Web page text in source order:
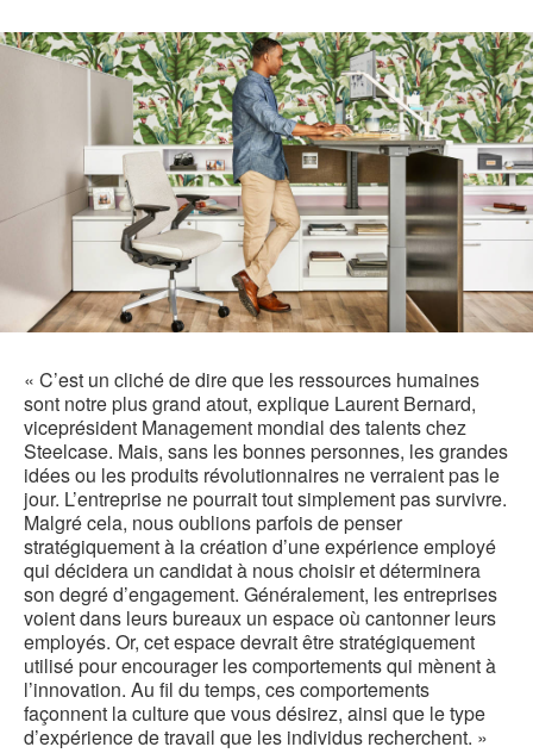
« C’est un cliché de dire que les ressources humaines
sont notre plus grand atout, explique Laurent Bernard,
viceprésident Management mondial des talents chez
Steelcase. Mais, sans les bonnes personnes, les grandes
idées ou les produits révolutionnaires ne verraient pas le
jour. L’entreprise ne pourrait tout simplement pas survivre.
Malgré cela, nous oublions parfois de penser
stratégiquement à la création d’une expérience employé
qui décidera un candidat à nous choisir et déterminera
son degré d’engagement. Généralement, les entreprises
voient dans leurs bureaux un espace où cantonner leurs
employés. Or, cet espace devrait être stratégiquement
utilisé pour encourager les comportements qui mènent à
l’innovation. Au fil du temps, ces comportements
façonnent la culture que vous désirez, ainsi que le type
d’expérience de travail que les individus recherchent. »